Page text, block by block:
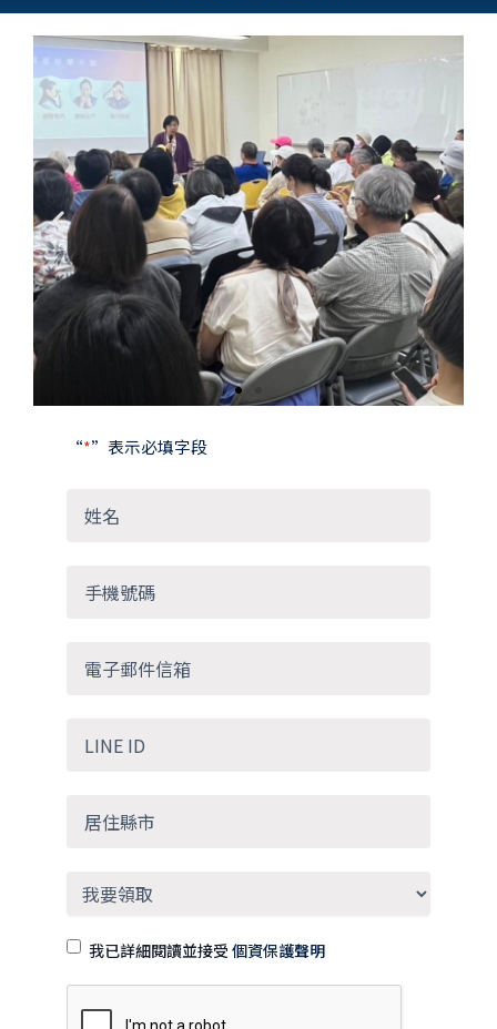
“*”表示必填字段
我已詳細閱讀並接受 個資保護聲明
Previous
slide
Next
slide